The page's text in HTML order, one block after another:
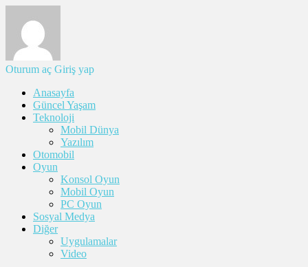
Oturum aç Giriş yap
Anasayfa
Güncel Yaşam
Teknoloji
Mobil Dünya
Yazılım
Otomobil
Oyun
Konsol Oyun
Mobil Oyun
PC Oyun
Sosyal Medya
Diğer
Uygulamalar
Video